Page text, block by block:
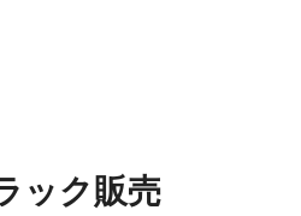
お電話の受付時間
ック販売